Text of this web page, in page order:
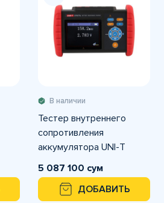
В наличии
Тестер внутреннего
сопротивления
аккумулятора UNI-T
UT677A
5 087 100 сум
ДОБАВИТЬ